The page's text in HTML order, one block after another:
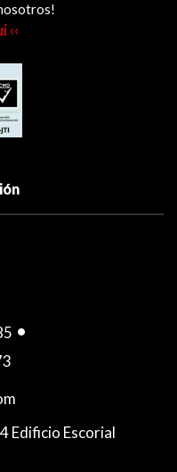
‹‹
-
Edificio Escorial